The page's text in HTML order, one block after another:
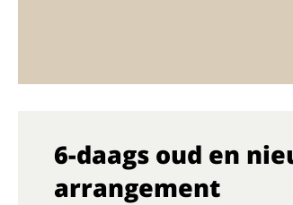
6-daags oud en
arrangement